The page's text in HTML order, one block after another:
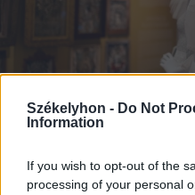
Székelyhon - Do Not
Information
If you wish to opt-out of the
processing of your personal
2026. augusztus 07.,